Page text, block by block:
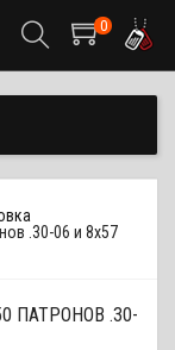
0
.30-06 и 8x57
ПАТРОНОВ .30-